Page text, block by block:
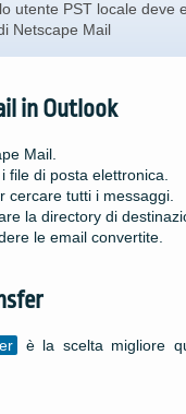
utente PST locale deve
Netscape Mail
in Outlook
Mail.
di posta elettronica.
cercare tutti i messaggi.
la directory di
le email convertite.
è la scelta migliore